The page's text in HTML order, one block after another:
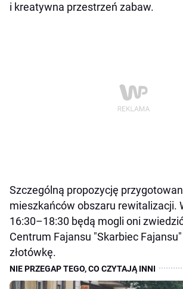
i kreatywna przestrzeń zabaw.
Szczególną propozycję
mieszkańców obszaru rewitalizacji.
16:30–18:30 będą mogli oni
Centrum Fajansu "Skarbiec
złotówkę.